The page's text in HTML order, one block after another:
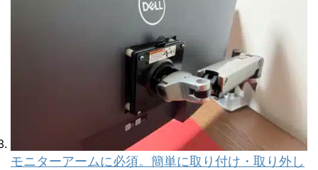
モニターアームに必須。簡単に取り付け・取り外し